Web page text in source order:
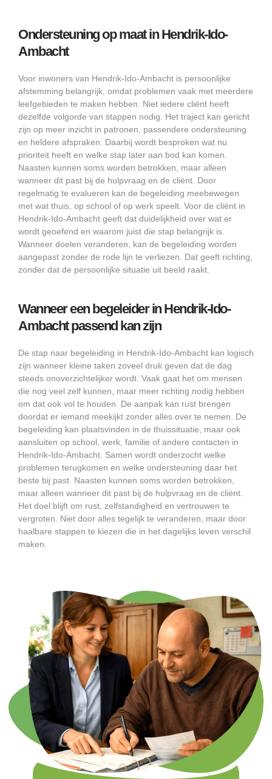
Ondersteuning op maat in Hendrik-Ido-
Ambacht
Voor inwoners van Hendrik-Ido-Ambacht is persoonlijke
afstemming belangrijk, omdat problemen vaak met meerdere
leefgebieden te maken hebben. Niet iedere cliënt heeft
dezelfde volgorde van stappen nodig. Het traject kan gericht
zijn op meer inzicht in patronen, passendere ondersteuning
en heldere afspraken. Daarbij wordt besproken wat nu
prioriteit heeft en welke stap later aan bod kan komen.
Naasten kunnen soms worden betrokken, maar alleen
wanneer dit past bij de hulpvraag en de cliënt. Door
regelmatig te evalueren kan de begeleiding meebewegen
met wat thuis, op school of op werk speelt. Voor de cliënt in
Hendrik-Ido-Ambacht geeft dat duidelijkheid over wat er
wordt geoefend en waarom juist die stap belangrijk is.
Wanneer doelen veranderen, kan de begeleiding worden
aangepast zonder de rode lijn te verliezen. Dat geeft richting,
zonder dat de persoonlijke situatie uit beeld raakt.
Wanneer een begeleider in Hendrik-Ido-
Ambacht passend kan zijn
De stap naar begeleiding in Hendrik-Ido-Ambacht kan logisch
zijn wanneer kleine taken zoveel druk geven dat de dag
steeds onoverzichtelijker wordt. Vaak gaat het om mensen
die nog veel zelf kunnen, maar meer richting nodig hebben
om dat ook vol te houden. De aanpak kan rust brengen
doordat er iemand meekijkt zonder alles over te nemen. De
begeleiding kan plaatsvinden in de thuissituatie, maar ook
aansluiten op school, werk, familie of andere contacten in
Hendrik-Ido-Ambacht. Samen wordt onderzocht welke
problemen terugkomen en welke ondersteuning daar het
beste bij past. Naasten kunnen soms worden betrokken,
maar alleen wanneer dit past bij de hulpvraag en de cliënt.
Het doel blijft om rust, zelfstandigheid en vertrouwen te
vergroten. Niet door alles tegelijk te veranderen, maar door
haalbare stappen te kiezen die in het dagelijks leven verschil
maken.